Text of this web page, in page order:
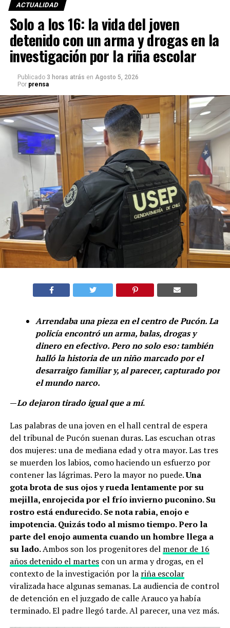
ACTUALIDAD
Solo a los 16: la vida del joven
detenido con un arma y drogas en la
investigación por la riña escolar
Publicado 3 horas atrás en Agosto 5, 2026
Por prensa
Arrendaba una pieza en el centro de Pucón. La
policía encontró un arma, balas, drogas y
dinero en efectivo. Pero no solo eso: también
halló la historia de un niño marcado por el
desarraigo familiar y, al parecer, capturado por
el mundo narco.
—Lo dejaron tirado igual que a mí.
Las palabras de una joven en el hall central de espera
del tribunal de Pucón suenan duras. Las escuchan otras
dos mujeres: una de mediana edad y otra mayor. Las tres
se muerden los labios, como haciendo un esfuerzo por
contener las lágrimas. Pero la mayor no puede.Una
gota brota de sus ojos y rueda lentamente por su
mejilla, enrojecida por el frío invierno puconino. Su
rostro está endurecido. Se nota rabia, enojo e
impotencia. Quizás todo al mismo tiempo. Pero la
parte del enojo aumenta cuando un hombre llega a
su lado.Ambos son los progenitores del menor de 16
años detenido el martescon un arma y drogas, en el
contexto de la investigación por la riña escolar
viralizada hace algunas semanas. La audiencia de control
de detención en el juzgado de calle Arauco ya había
terminado. El padre llegó tarde. Al parecer, una vez más.